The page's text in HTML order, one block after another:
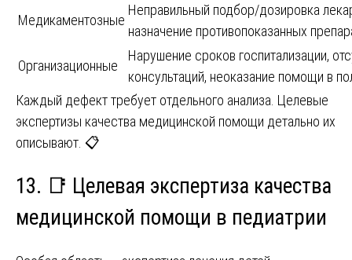
Медикаментозные
Неправильный подбор/дозировка
назначение противопоказанных
Организационные
Нарушение сроков госпитализации,
консультаций, неоказание помощи в
Каждый дефект требует отдельного анализа. Целевые
экспертизы качества медицинской помощи детально их
описывают. 📋
13. 📑 Целевая экспертиза качества
медицинской помощи в педиатрии